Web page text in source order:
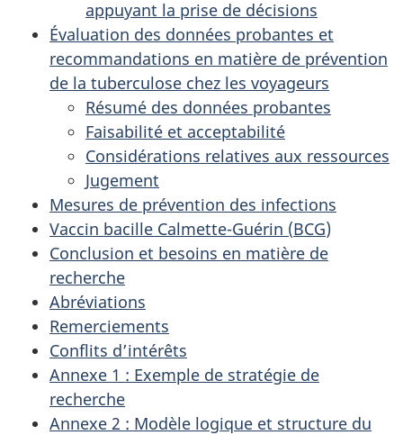
appuyant la prise de décisions
Évaluation des données probantes et
recommandations en matière de prévention
de la tuberculose chez les voyageurs
Résumé des données probantes
Faisabilité et acceptabilité
Considérations relatives aux ressources
Jugement
Mesures de prévention des infections
Vaccin bacille Calmette-Guérin (BCG)
Conclusion et besoins en matière de
recherche
Abréviations
Remerciements
Conflits d’intérêts
Annexe 1 : Exemple de stratégie de
recherche
Annexe 2 : Modèle logique et structure du